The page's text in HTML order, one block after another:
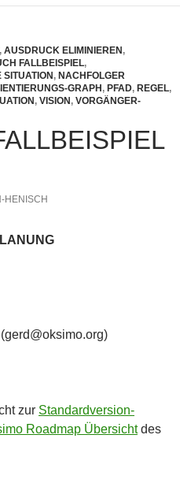
, AUSDRUCK ELIMINIEREN,
FALLBEISPIEL,
SITUATION, NACHFOLGER
GRAPH, PFAD, REGEL,
, VISION, VORGÄNGER-
HENISCH
zur Standardversion-
Roadmap Übersichtdes